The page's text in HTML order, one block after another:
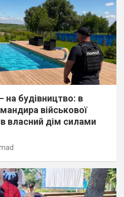
на будівництво: в
військової
власний дім силами